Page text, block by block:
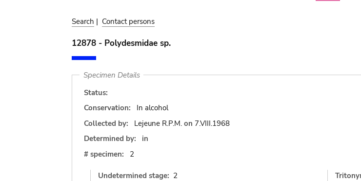
Search | Contact persons
12878 - Polydesmidae sp.
Specimen Details
Status:
Conservation:
In alcohol
Collected by:
Lejeune R.P.M. on 7.VIII.1968
Determined by:
in
# specimen:
2
Undetermined stage: 2